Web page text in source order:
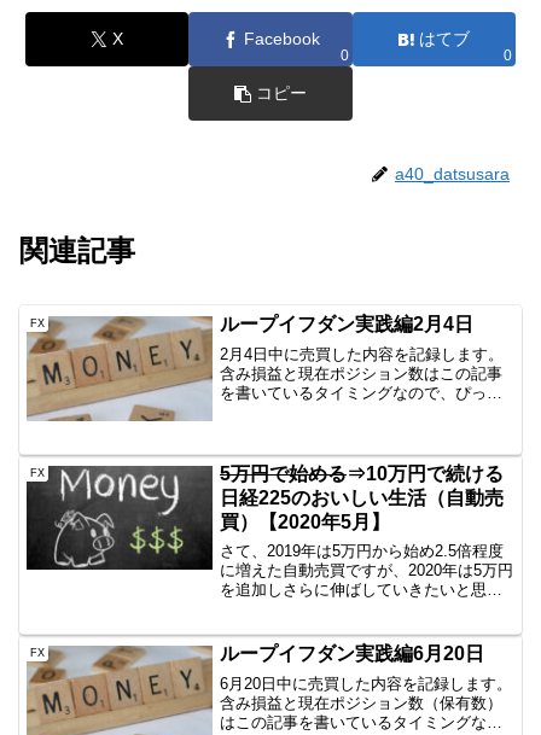
X Facebook
0
はてブ
0
コピー
a40_datsusara
関連記事
FX ループイフダン実践編2月4日
2月4日中に売買した内容を記録します。
含み損益と現在ポジション数はこの記事
を書いているタイミングなので、ぴった
回数決済回...
FX 5万円で始める⇒10万円で続ける
日経225のおいしい生活（自動売
買）【2020年5月】
さて、2019年は5万円から始め2.5倍程度
に増えた自動売買ですが、2020年は5万円
を追加しさらに伸ばしていきたいと思い
んかで日経225買えるわけないでしょ？
頭...
FX ループイフダン実践編6月20日
6月20日中に売買した内容を記録します。
含み損益と現在ポジション数（保有数）
はこの記事を書いているタイミングなの